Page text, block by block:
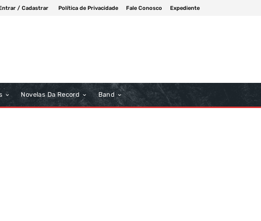
/ Cadastrar Política de Privacidade Fale Conosco Expediente
Novelas Da Record Band